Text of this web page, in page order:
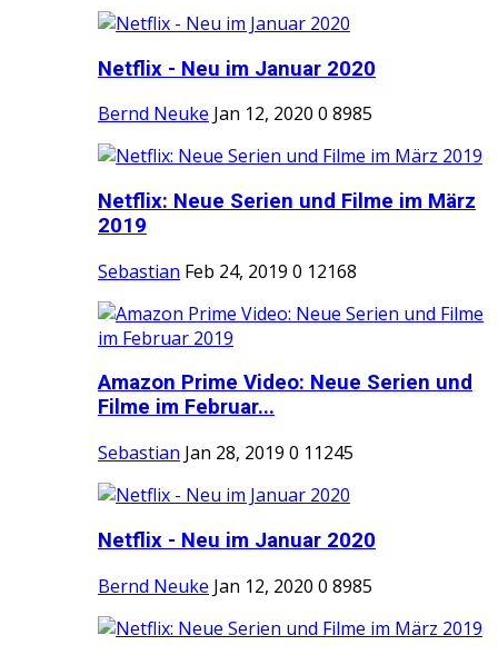
Netflix - Neu im Januar 2020
Bernd Neuke Jan 12, 2020 0 8985
Netflix: Neue Serien und Filme im März
2019
Sebastian Feb 24, 2019 0 12168
Amazon Prime Video: Neue Serien und
Filme im Februar...
Sebastian Jan 28, 2019 0 11245
Netflix - Neu im Januar 2020
Bernd Neuke Jan 12, 2020 0 8985